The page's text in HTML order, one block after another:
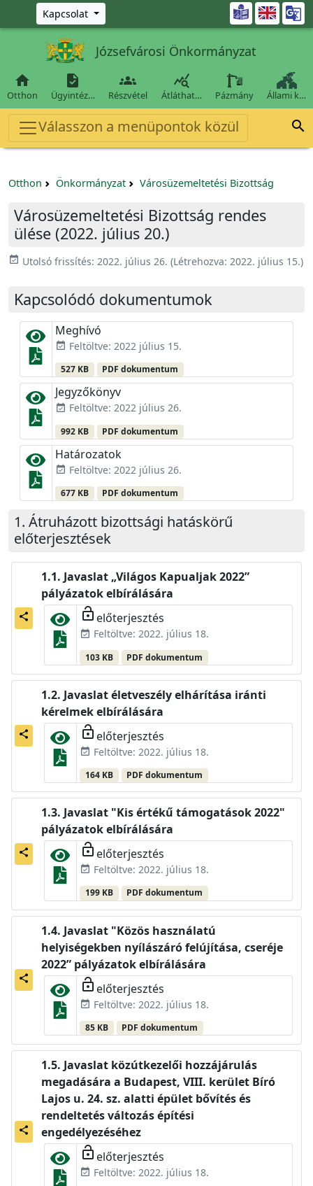
Ugrás a fő tartalomra
Kapcsolat 
Józsefvárosi Önkormányzat

Otthon

Ügyintéz…

Részvétel

Átláthat… Pázmány Állami k…
Válasszon a menüpontok közül 
Otthon Önkormányzat Városüzemeltetési Bizottság
Városüzemeltetési Bizottság rendes
ülése (2022. július 20.)
event_available Utolsó frissítés: 2022. július 26. (Létrehozva: 2022. július 15.)
Kapcsolódó dokumentumok
Meghívó
event_available Feltöltve: 2022 július 15.
527 KB PDF dokumentum
Jegyzőkönyv
event_available Feltöltve: 2022 július 26.
992 KB PDF dokumentum
Határozatok
event_available Feltöltve: 2022 július 26.
677 KB PDF dokumentum
Átruházott bizottsági hatáskörű
előterjesztések
share
Javaslat „Világos Kapualjak 2022”
pályázatok elbírálására
lock_open előterjesztés
event_available Feltöltve: 2022. július 18.
103 KB PDF dokumentum
share
Javaslat életveszély elhárítása iránti
kérelmek elbírálására
lock_open előterjesztés
event_available Feltöltve: 2022. július 18.
164 KB PDF dokumentum
share
Javaslat "Kis értékű támogatások 2022"
pályázatok elbírálására
lock_open előterjesztés
event_available Feltöltve: 2022. július 18.
199 KB PDF dokumentum
share
Javaslat "Közös használatú
helyiségekben nyílászáró felújítása, cseréje
2022” pályázatok elbírálására
lock_open előterjesztés
event_available Feltöltve: 2022. július 18.
85 KB PDF dokumentum
share
Javaslat közútkezelői hozzájárulás
megadására a Budapest, VIII. kerület Bíró
Lajos u. 24. sz. alatti épület bővítés és
rendeltetés változás építési
engedélyezéséhez
lock_open előterjesztés
event_available Feltöltve: 2022. július 18.